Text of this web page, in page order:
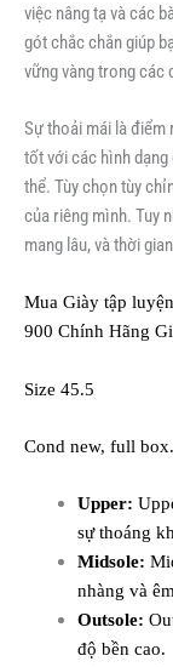
việc nâng tạ và các
gót chắc chắn giúp
vững vàng trong các
Sự thoải mái là điểm
tốt với các hình dạng
thể. Tùy chọn tùy
của riêng mình. Tuy
mang lâu, và thời
Mua Giày tập
900 Chính Hãng
Size 45.5
Cond new, full box.
Upper:
sự thoáng
Midsole:
nhàng và
Outsole:
độ bền cao.